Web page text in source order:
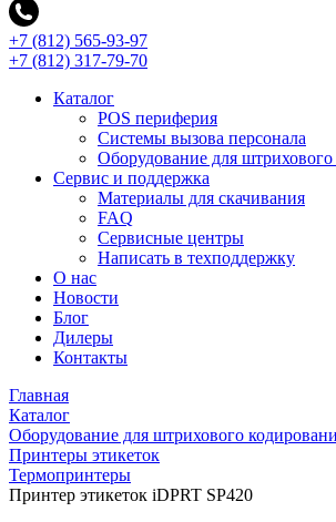
+7 (812) 565-93-97
+7 (812) 317-79-70
Каталог
POS периферия
Системы вызова персонала
Оборудование для
Сервис и поддержка
Материалы для скачивания
FAQ
Сервисные центры
Написать в техподдержку
О нас
Новости
Блог
Дилеры
Контакты
Главная
Каталог
Оборудование для штрихового
Принтеры этикеток
Термопринтеры
Принтер этикеток iDPRT SP420